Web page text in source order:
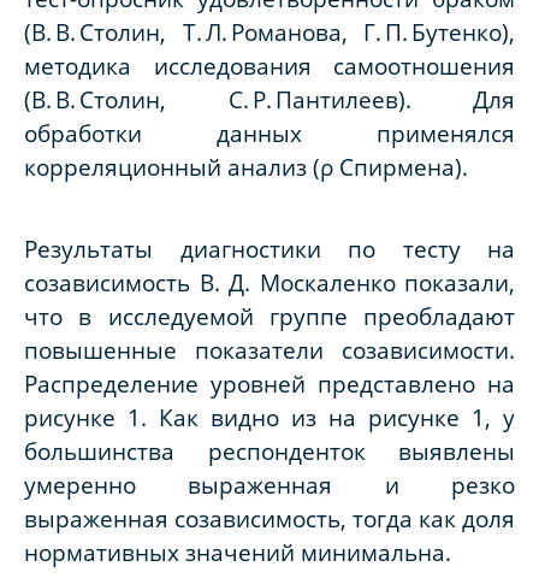
(В. В. Столин, Т. Л. Романова, Г. П. Бутенко),
методика исследования самоотношения
(В. В. Столин, С. Р. Пантилеев). Для
обработки данных применялся
корреляционный анализ (ρ Спирмена).
Результаты диагностики по тесту на
созависимость В. Д. Москаленко показали,
что в исследуемой группе преобладают
повышенные показатели созависимости.
Распределение уровней представлено на
рисунке 1. Как видно из на рисунке 1, у
большинства респонденток выявлены
умеренно выраженная и резко
выраженная созависимость, тогда как доля
нормативных значений минимальна.